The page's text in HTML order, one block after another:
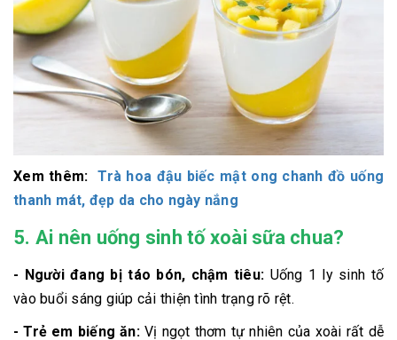
Xem thêm: Trà hoa đậu biếc mật ong chanh đồ uống
thanh mát, đẹp da cho ngày nắng
5. Ai nên uống sinh tố xoài sữa chua?
- Người đang bị táo bón, chậm tiêu: Uống 1 ly sinh tố
vào buổi sáng giúp cải thiện tình trạng rõ rệt.
- Trẻ em biếng ăn:Vị ngọt thơm tự nhiên của xoài rất dễ